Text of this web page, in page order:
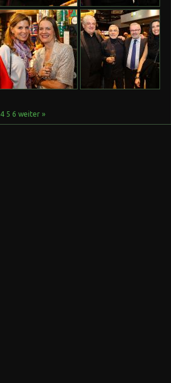
4 5 6 weiter »